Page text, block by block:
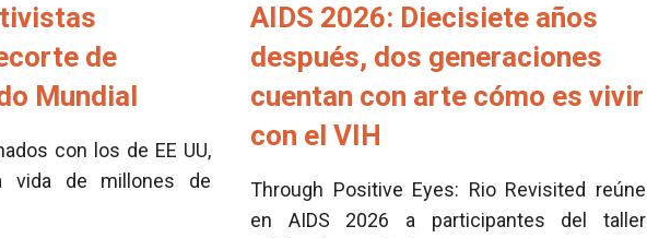
de
Mundial
con los de EE UU,
vida de millones de
AIDS 2026: Diecisiete años
después, dos generaciones
cuentan con arte cómo es vivir
con el VIH
Through Positive Eyes: Rio Revisited reúne
en AIDS 2026 a participantes del taller